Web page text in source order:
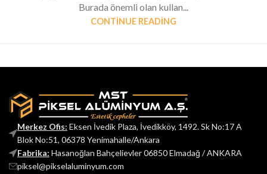
Burada önemli olan kullan...
CONTINUE READING
Merkez Ofis: Eksen İvedik Plaza, İvedikköy, 1492. Sk No:17 A
Blok No:51, 06378 Yenimahalle/Ankara
Fabrika: Hasanoğlan Bahçelievler 06850 Elmadağ / ANKARA
piksel@pikselaluminyum.com